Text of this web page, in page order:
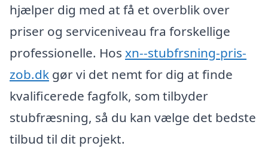
hjælper dig med at få et overblik over
priser og serviceniveau fra forskellige
professionelle. Hos xn--stubfrsning-pris-
zob.dk gør vi det nemt for dig at finde
kvalificerede fagfolk, som tilbyder
stubfræsning, så du kan vælge det bedste
tilbud til dit projekt.